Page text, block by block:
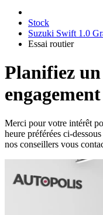
Stock
Suzuki Swift 1.0
Essai routier
Planifiez un
engagement
Merci pour votre intérêt
heure préférées ci-
nos conseillers vous